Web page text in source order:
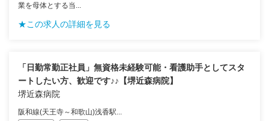
業を母体とする当...
★この求人の詳細を見る
「日勤常勤正社員」無資格未経験可能・看護助手としてスタ
ートしたい方、歓迎です♪♪【堺近森病院】
堺近森病院
阪和線(天王寺～和歌山)浅香駅...